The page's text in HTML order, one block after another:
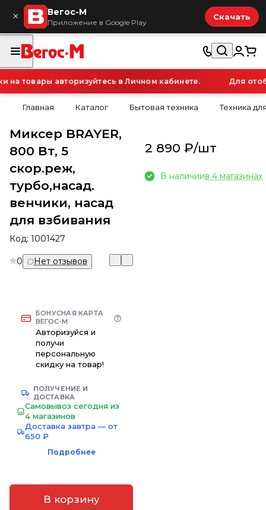
× Вегос-М
Приложение в Google Play
Скачать
товары авторизуйтесь в Личном кабинете. Для
Главная Каталог Бытовая техника Техника
Миксер BRAYER,
800 Вт, 5
скор.реж,
турбо,насад.
венчики, насад
для взбивания
Код: 1001427
0 Нет отзывов
БОНУСНАЯ КАРТА
ВЕГОС-М
Авторизуйся и
получи
персональную
скидку на товар!
ПОЛУЧЕНИЕ И
ДОСТАВКА
Самовывоз сегодня из
4 магазинов
Доставка завтра — от
650 ₽
Подробнее
В корзину
2 890 ₽/шт
В наличиив 4 магазинах